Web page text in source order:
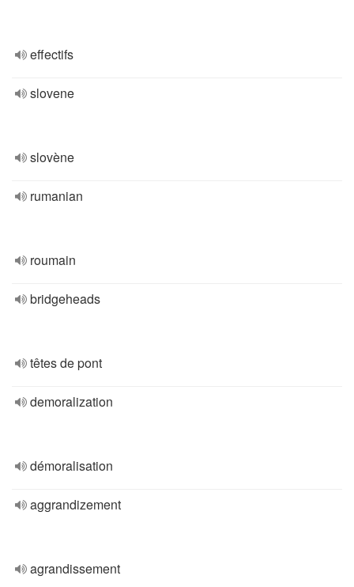
effectifs
slovene
slovène
rumanian
roumain
bridgeheads
têtes de pont
demoralization
démoralisation
aggrandizement
agrandissement